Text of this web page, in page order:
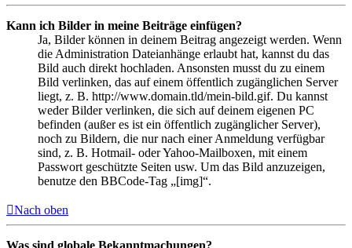
Kann ich Bilder in meine Beiträge einfügen?
Ja, Bilder können in deinem Beitrag angezeigt werden. Wenn
die Administration Dateianhänge erlaubt hat, kannst du das
Bild auch direkt hochladen. Ansonsten musst du zu einem
Bild verlinken, das auf einem öffentlich zugänglichen Server
liegt, z. B. http://www.domain.tld/mein-bild.gif. Du kannst
weder Bilder verlinken, die sich auf deinem eigenen PC
befinden (außer es ist ein öffentlich zugänglicher Server),
noch zu Bildern, die nur nach einer Anmeldung verfügbar
sind, z. B. Hotmail- oder Yahoo-Mailboxen, mit einem
Passwort geschützte Seiten usw. Um das Bild anzuzeigen,
benutze den BBCode-Tag „[img]“.
Nach oben
Was sind globale Bekanntmachungen?